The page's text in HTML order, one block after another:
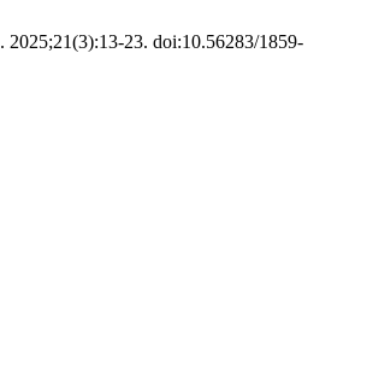
. 2025;21(3):13-23. doi:10.56283/1859-